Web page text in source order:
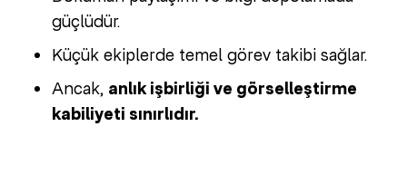
güçlüdür.
Küçük ekiplerde temel görev takibi sağlar.
Ancak, anlık işbirliği ve görselleştirme
kabiliyeti sınırlıdır.